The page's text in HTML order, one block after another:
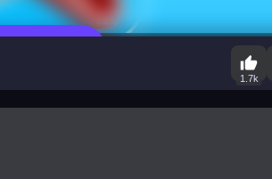
1.7k